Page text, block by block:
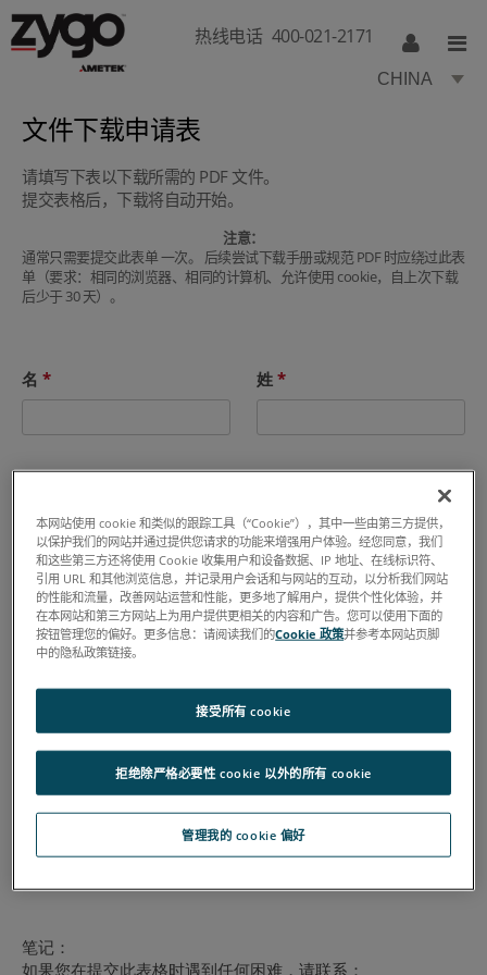
热线电话 400-021-2171
CHINA
文件下载申请表
请填写下表以下载所需的 PDF 文件。
提交表格后，下载将自动开始。
注意：
通常只需要提交此表单 一次。 后续尝试下载手册或规范 PDF 时应绕过此表
单（要求：相同的浏览器、相同的计算机、允许使用 cookie，自上次下载
后少于 30 天）。
本网站使用 cookie 和类似的跟踪工具（“Cookie”），其中一些由第三方提供，
以保护我们的网站并通过提供您请求的功能来增强用户体验。经您同意，我们
和这些第三方还将使用 Cookie 收集用户和设备数据、IP 地址、在线标识符、
引用 URL 和其他浏览信息，并记录用户会话和与网站的互动，以分析我们网站
的性能和流量，改善网站运营和性能，更多地了解用户，提供个性化体验，并
在本网站和第三方网站上为用户提供更相关的内容和广告。您可以使用下面的
按钮管理您的偏好。更多信息：请阅读我们的Cookie 政策并参考本网站页脚
中的隐私政策链接。
管理我的 cookie 偏好
拒绝除严格必要性 cookie 以外的所有 cookie
接受所有 cookie